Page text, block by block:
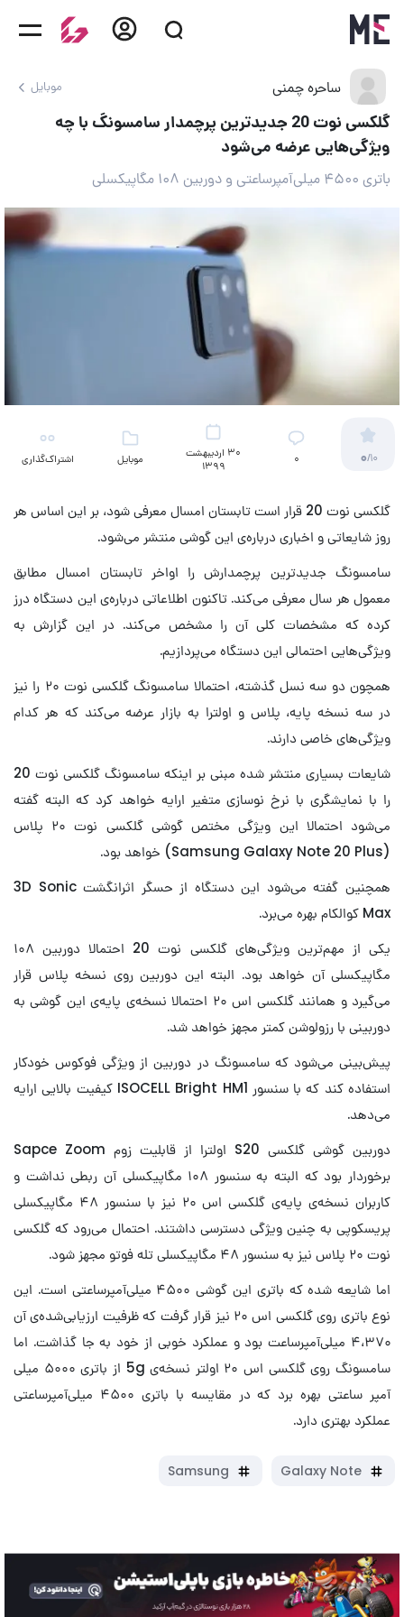
ساحره چمنی موبایل
گلکسی نوت 20 جدیدترین پرچمدار سامسونگ با چه
ویژگی‌هایی عرضه می‌شود
باتری ۴۵۰۰ میلی‌آمپرساعتی و دوربین ۱۰۸ مگاپیکسلی
0/10 ۰
30 اردیبهشت
1399
موبایل اشتراک‌گذاری
گلکسی نوت 20 قرار است تابستان امسال معرفی شود، بر این اساس هر
روز شایعاتی و اخباری درباره‌ی این گوشی منتشر می‌شود.
سامسونگ جدیدترین پرچمدارش را اواخر تابستان امسال مطابق
معمول هر سال معرفی می‌کند. تاکنون اطلاعاتی درباره‌ی این دستگاه درز
کرده که مشخصات کلی آن را مشخص می‌کند. در این گزارش به
ویژگی‌هایی احتمالی این دستگاه می‌پردازیم.
همچون دو سه نسل گذشته، احتمالا سامسونگ گلکسی نوت ۲۰ را نیز
در سه نسخه پایه، پلاس و اولترا به بازار عرضه می‌کند که هر کدام
ویژگی‌های خاصی دارند.
شایعات بسیاری منتشر شده مبنی بر اینکه سامسونگ گلکسی نوت 20
را با نمایشگری با نرخ نوسازی متغیر ارایه خواهد کرد که البته گفته
می‌شود احتمالا این ویژگی مختص گوشی گلکسی نوت ۲۰ پلاس
(Samsung Galaxy Note 20 Plus) خواهد بود.
همچنین گفته می‌شود این دستگاه از حسگر اثرانگشت 3D Sonic
Max کوالکام بهره می‌برد.
یکی از مهم‌ترین ویژگی‌های گلکسی نوت 20 احتمالا دوربین ۱۰۸
مگاپیکسلی آن خواهد بود. البته این دوربین روی نسخه پلاس قرار
می‌گیرد و همانند گلکسی اس ۲۰ احتمالا نسخه‌ی پایه‌ی این گوشی به
دوربینی با رزولوشن کمتر مجهز خواهد شد.
پیش‌بینی می‌شود که سامسونگ در دوربین از ویژگی فوکوس خودکار
استفاده کند که با سنسور ISOCELL Bright HM1 کیفیت بالایی ارایه
می‌دهد.
دوربین گوشی گلکسی S20 اولترا از قابلیت زوم Sapce Zoom
برخوردار بود که البته به سنسور ۱۰۸ مگاپیکسلی آن ربطی نداشت و
کاربران نسخه‌ی پایه‌ی گلکسی اس ۲۰ نیز با سنسور ۴۸ مگاپیکسلی
پریسکوپی به چنین ویژگی دسترسی داشتند. احتمال می‌رود که گلکسی
نوت ۲۰ پلاس نیز به سنسور ۴۸ مگاپیکسلی تله فوتو مجهز شود.
اما شایعه شده که باتری این گوشی ۴۵۰۰ میلی‌آمپرساعتی است. این
نوع باتری روی گلکسی اس ۲۰ نیز قرار گرفت که ظرفیت ارزیابی‌شده‌ی آن
۴،۳۷۰ میلی‌آمپرساعت بود و عملکرد خوبی از خود به جا گذاشت. اما
سامسونگ روی گلکسی اس ۲۰ اولتر نسخه‌ی 5g از باتری ۵۰۰۰ میلی
آمپر ساعتی بهره برد که در مقایسه با باتری ۴۵۰۰ میلی‌آمپرساعتی
عملکرد بهتری دارد.
Galaxy Note
Samsung